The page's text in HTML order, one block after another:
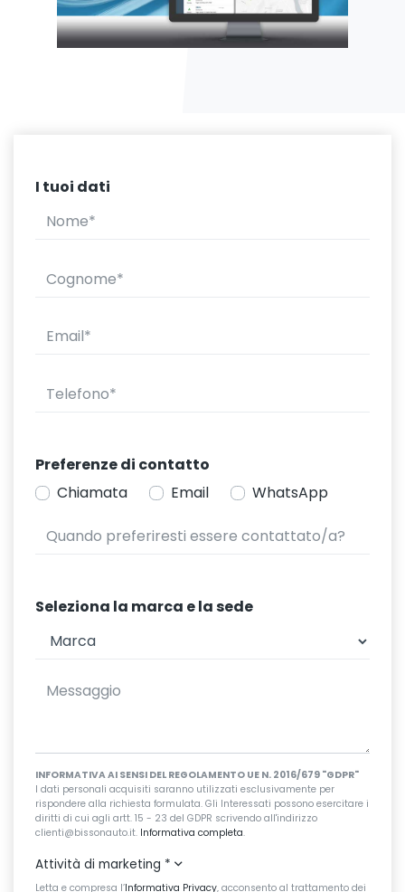
I tuoi dati
Preferenze di contatto
Chiamata
Email WhatsApp
Seleziona la marca e la sede
INFORMATIVA AI SENSI DEL REGOLAMENTO UE N. 2016/679 "GDPR"
I dati personali acquisiti saranno utilizzati esclusivamente per
rispondere alla richiesta formulata. Gli Interessati possono esercitare i
diritti di cui agli artt. 15 - 23 del GDPR scrivendo all'indirizzo
clienti@bissonauto.it. Informativa completa.
Attività di marketing *
Letta e compresa l’Informativa Privacy, acconsento al trattamento dei